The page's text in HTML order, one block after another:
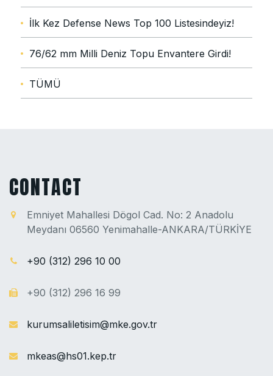
İlk Kez Defense News Top 100 Listesindeyiz!
76/62 mm Milli Deniz Topu Envantere Girdi!
TÜMÜ
CONTACT
Emniyet Mahallesi Dögol Cad. No: 2 Anadolu
Meydanı 06560 Yenimahalle-ANKARA/TÜRKİYE
+90 (312) 296 10 00
+90 (312) 296 16 99
kurumsaliletisim@mke.gov.tr
mkeas@hs01.kep.tr